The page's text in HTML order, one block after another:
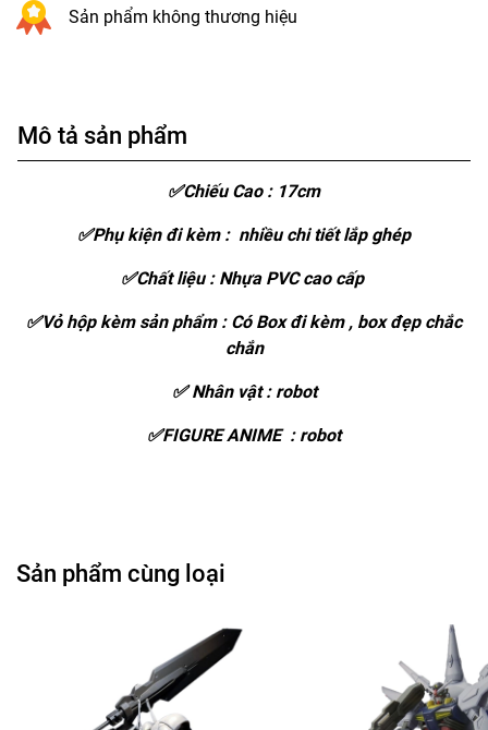
Sản phẩm không thương hiệu
Mô tả sản phẩm
✅Chiếu Cao : 17cm
✅Phụ kiện đi kèm : nhiều chi tiết lắp ghép
✅Chất liệu : Nhựa PVC cao cấp
✅Vỏ hộp kèm sản phẩm : Có Box đi kèm , box đẹp chắc
chắn
✅ Nhân vật : robot
✅FIGURE ANIME : robot
Sản phẩm cùng loại